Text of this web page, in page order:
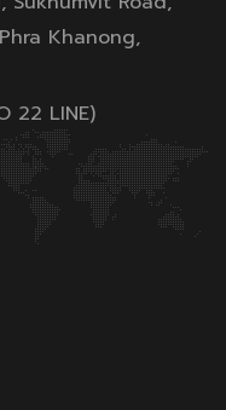
Khanong,
22 LINE)